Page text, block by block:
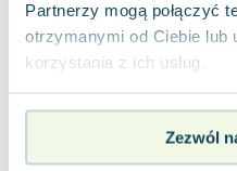
Partnerzy mogą połączyć
otrzymanymi od Ciebie lub
korzystania z ich usług.
Zezwól
Lorraine Warren
Ajahn Brahm
Lucinda Riley
Jacek Walkiewicz